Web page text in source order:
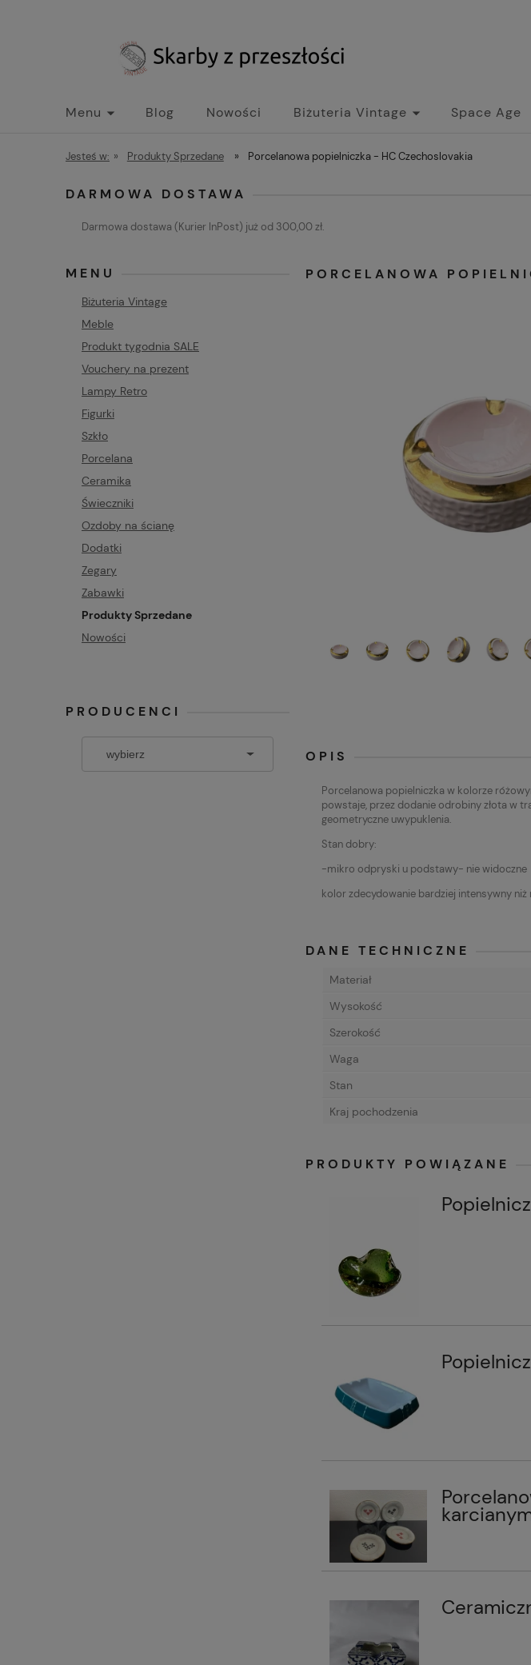
Menu Blog Nowości Biżuteria Vintage Space Age
Jesteś w: » Produkty Sprzedane » Porcelanowa popielniczka - HC Czechoslovakia
DARMOWA DOSTAWA
Darmowa dostawa (Kurier InPost) już od 300,00 zł.
MENU
Biżuteria Vintage
Meble
Produkt tygodnia SALE
Vouchery na prezent
Lampy Retro
Figurki
Szkło
Porcelana
Ceramika
Świeczniki
Ozdoby na ścianę
Dodatki
Zegary
Zabawki
Produkty Sprzedane
Nowości
PRODUCENCI
PORCELANOWA
OPIS
Porcelanowa popielniczka w kolorze
powstaje, przez dodanie odrobiny złota w
geometryczne uwypuklenia.
Stan dobry:
-mikro odpryski u podstawy- nie widoczne
kolor zdecydowanie bardziej intensywny niż
DANE TECHNICZNE
Materiał
Wysokość
Szerokość
Waga
Stan
Kraj pochodzenia
PRODUKTY POWIĄZANE